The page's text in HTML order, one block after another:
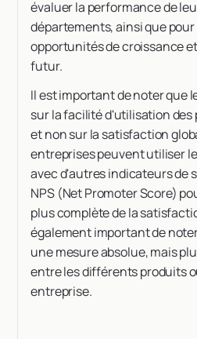
évaluer la performance de
départements, ainsi que
opportunités de croissance
futur.
Il est important de noter que
sur la facilité d'utilisation des
et non sur la satisfaction
entreprises peuvent utiliser
avec d'autres indicateurs de
NPS (Net Promoter Score)
plus complète de la
également important de
une mesure absolue, mais
entre les différents produits
entreprise.